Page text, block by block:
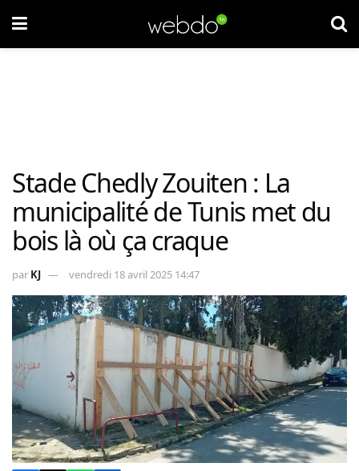
Stade Chedly Zouiten : La
municipalité de Tunis met du
bois là où ça craque
par KJ vendredi 18 avril 2025 14:47